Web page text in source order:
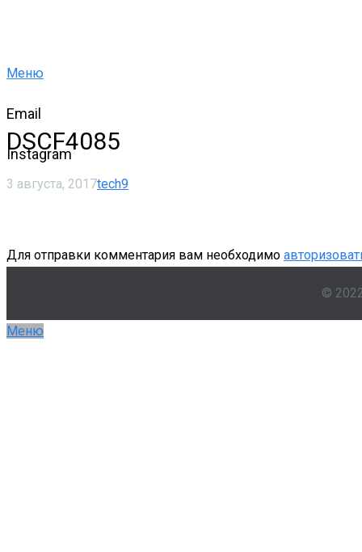
Меню
Email
Instagram
DSCF4085
3 августа, 2017tech9
Для отправки комментария вам необходимо
©
Меню